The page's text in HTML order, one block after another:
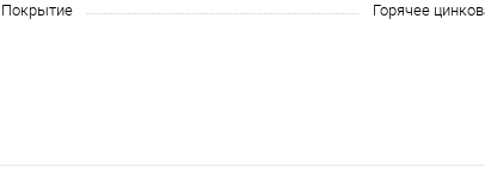
Покрытие
Горячее